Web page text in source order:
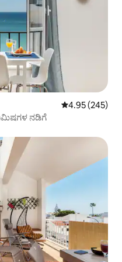
5 ರಲ್ಲಿ 4.95
4.95 (245)
ನಿಮಿಷಗಳ ನಡಿಗೆ